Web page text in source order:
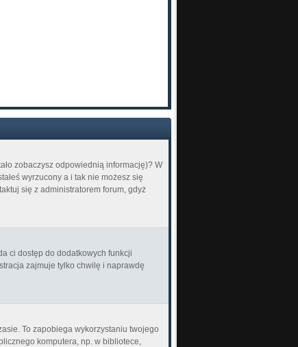
zobaczysz odpowiednią informację)? W
wyrzucony a i tak nie możesz się
się z administratorem forum, gdyż
ci dostęp do dodatkowych funkcji
zajmuje tylko chwilę i naprawdę
To zapobiega wykorzystaniu twojego
komputera, np. w bibliotece,